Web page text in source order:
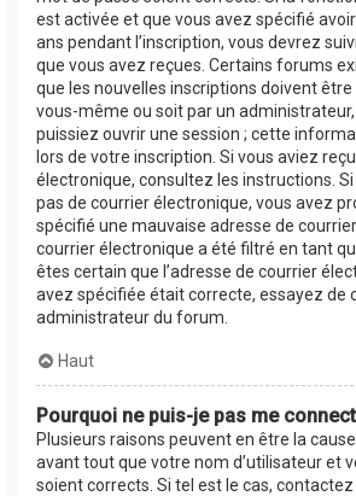
est activée et que vous avez spécifié
ans pendant l’inscription, vous devrez
que vous avez reçues. Certains forums
que les nouvelles inscriptions doivent
vous-même ou soit par un
puissiez ouvrir une session ; cette
lors de votre inscription. Si vous aviez
électronique, consultez les instructions.
pas de courrier électronique, vous avez
spécifié une mauvaise adresse de
courrier électronique a été filtré en tant
êtes certain que l’adresse de courrier
avez spécifiée était correcte, essayez de
administrateur du forum.
Haut
Pourquoi ne puis-je pas me
Plusieurs raisons peuvent en être la
avant tout que votre nom d’utilisateur et
soient corrects. Si tel est le cas,